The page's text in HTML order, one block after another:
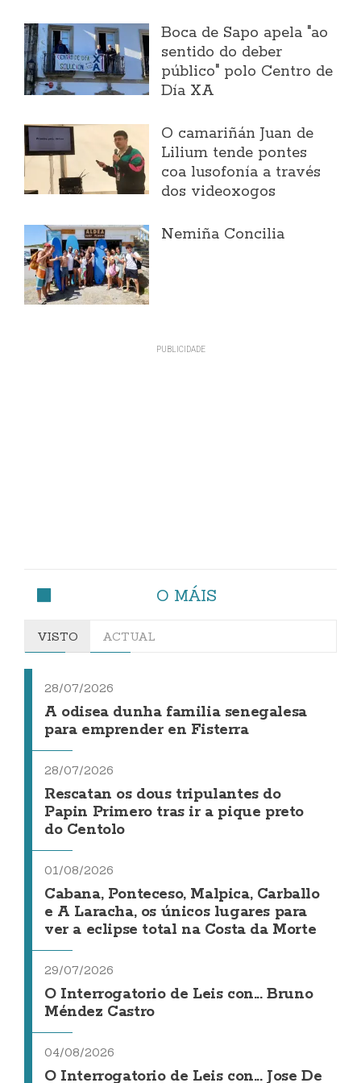
Boca de Sapo apela "ao
sentido do deber
público" polo Centro de
Día XA
O camariñán Juan de
Lilium tende pontes
coa lusofonía a través
dos videoxogos
Nemiña Concilia
O MÁIS
VISTO ACTUAL
28/07/2026
A odisea dunha familia senegalesa
para emprender en Fisterra
28/07/2026
Rescatan os dous tripulantes do
Papin Primero tras ir a pique preto
do Centolo
01/08/2026
Cabana, Ponteceso, Malpica, Carballo
e A Laracha, os únicos lugares para
ver a eclipse total na Costa da Morte
29/07/2026
O Interrogatorio de Leis con... Bruno
Méndez Castro
04/08/2026
O Interrogatorio de Leis con... Jose De